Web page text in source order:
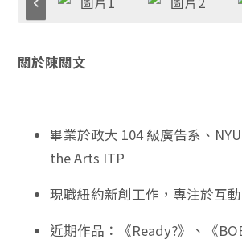
關於陳關文
畢業於政大 104 級廣告系、
the Arts ITP
現職紐約新創工作，專注於互
近期作品：《Ready?》、《